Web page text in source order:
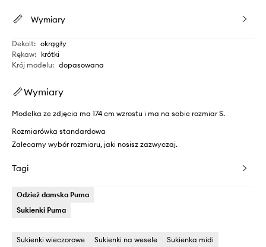
Wymiary
Dekolt: okrągły
Rękaw: krótki
Krój modelu: dopasowana
Wymiary
Modelka ze zdjęcia ma 174 cm wzrostu i ma na sobie rozmiar S.
Rozmiarówka standardowa
Zalecamy wybór rozmiaru, jaki nosisz zazwyczaj.
Tagi
Odzież damska Puma
Sukienki Puma
Sukienki wieczorowe Sukienki na wesele Sukienka midi